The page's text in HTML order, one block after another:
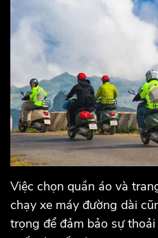
Việc chọn quần áo và
chạy xe máy đường dài
trọng để đảm bảo sự